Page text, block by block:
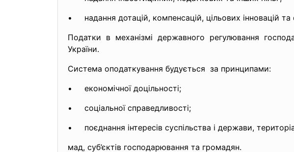
• надання дотацій, компенсацій, цільових інновацій та
Податки в механізмі державного регулювання
України.
Система оподаткування будується за принципами:
• економічної доцільності;
• соціальної справедливості;
• поєднання інтересів суспільства і держави,
мад, суб’єктів господарювання та громадян.